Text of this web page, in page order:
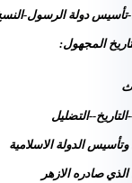
تأسيس دولة الرسول-
المجهول:
التضليل
الدولة الاسلامية
صادره الازهر